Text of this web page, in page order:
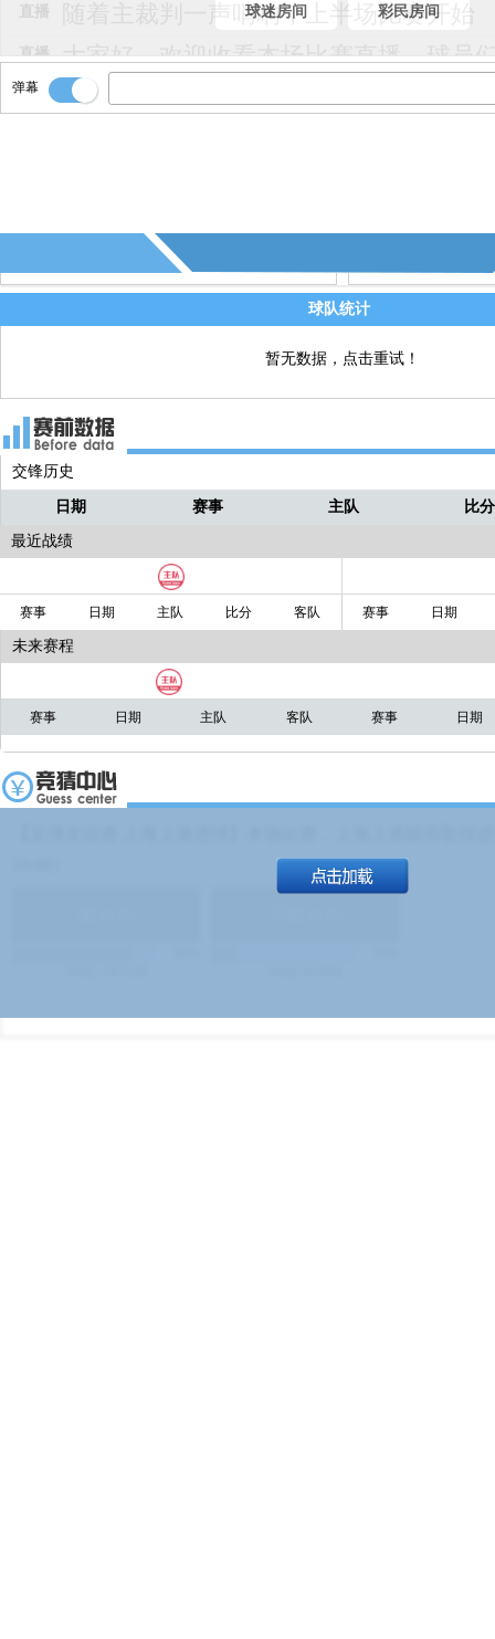
直播 随着主裁判一声哨响，上半场比赛开始
直播
大家好，欢迎收看本场比赛直播，球员
在热身，比赛即将开始
球迷房间 彩民房间
弹幕
球队统计
暂无数据，点击重试！
交锋历史
日期 赛事 主队 比分
最近战绩
赛事 日期 主队 比分 客队 赛事 日期
未来赛程
赛事 日期 主队 客队 赛事 日期